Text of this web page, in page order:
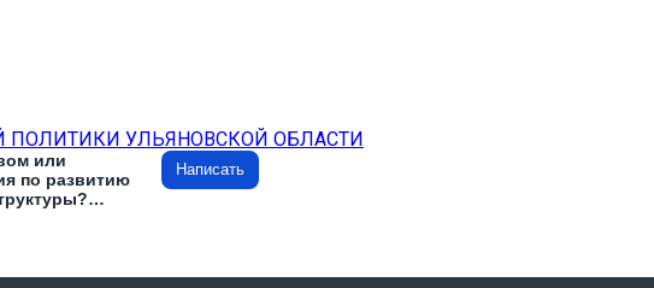
ПОЛИТИКИ УЛЬЯНОВСКОЙ ОБЛАСТИ
или
по развитию
Написать